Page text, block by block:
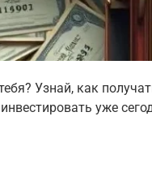
Узнай, как
уже